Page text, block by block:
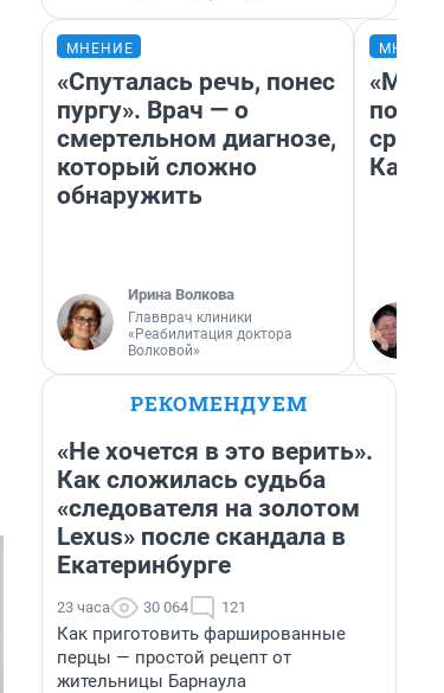
МНЕНИЕ
«Спуталась речь, понес
пургу». Врач — о
смертельном диагнозе,
который сложно
обнаружить
Ирина Волкова
Главврач клиники
«Реабилитация доктора
Волковой»
РЕКОМЕНДУЕМ
«Не хочется в это верить».
Как сложилась судьба
«следователя на золотом
Lexus» после скандала в
Екатеринбурге
23 часа 30 064 121
Как приготовить фаршированные
перцы — простой рецепт от
жительницы Барнаула